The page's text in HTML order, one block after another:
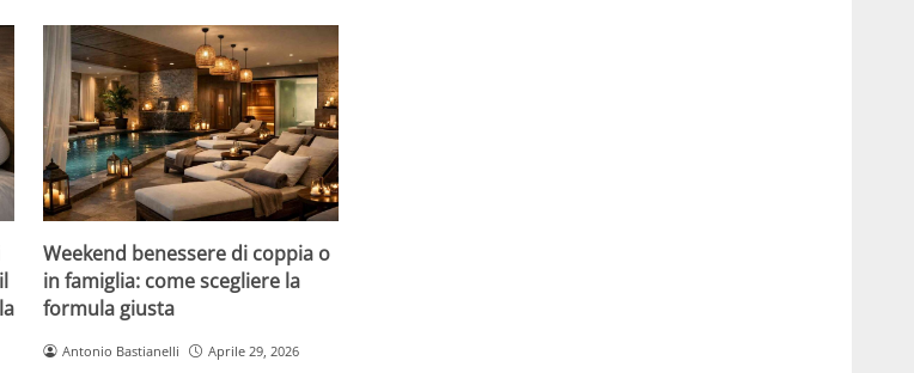
Weekend benessere di coppia o
in famiglia: come scegliere la
formula giusta
Antonio Bastianelli Aprile 29, 2026